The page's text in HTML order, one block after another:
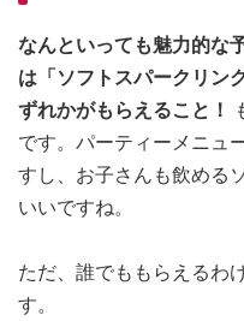
なんといっても魅力的な
は「ソフトスパークリン
ずれかがもらえること！
です。パーティーメニュ
すし、お子さんも飲める
いいですね。
ただ、誰でももらえるわ
す。